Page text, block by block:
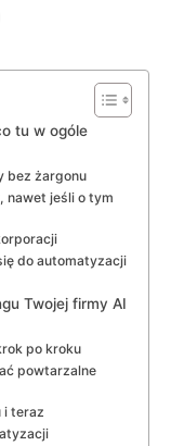
tu w ogóle
bez żargonu
nawet jeśli o tym
do automatyzacji
Twojej firmy AI
po kroku
powtarzalne
i teraz